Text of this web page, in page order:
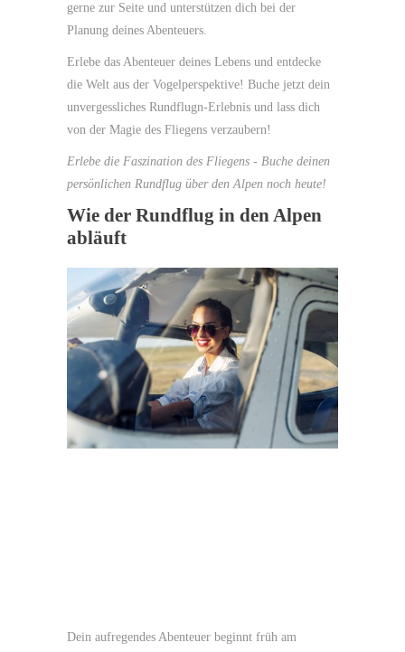
gerne zur Seite und unterstützen dich bei der
Planung deines Abenteuers.
Erlebe das Abenteuer deines Lebens und entdecke
die Welt aus der Vogelperspektive! Buche jetzt dein
unvergessliches Rundflugn-Erlebnis und lass dich
von der Magie des Fliegens verzaubern!
Erlebe die Faszination des Fliegens - Buche deinen
persönlichen Rundflug über den Alpen noch heute!
Wie der Rundflug in den Alpen
abläuft
Dein aufregendes Abenteuer beginnt früh am